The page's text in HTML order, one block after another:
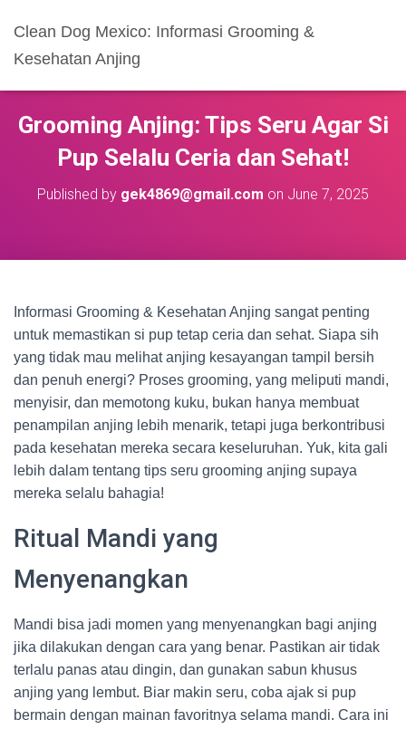
Clean Dog Mexico: Informasi Grooming &
Kesehatan Anjing
Grooming Anjing: Tips Seru Agar Si
Pup Selalu Ceria dan Sehat!
Published by gek4869@gmail.com on June 7, 2025
Informasi Grooming & Kesehatan Anjing sangat penting
untuk memastikan si pup tetap ceria dan sehat. Siapa sih
yang tidak mau melihat anjing kesayangan tampil bersih
dan penuh energi? Proses grooming, yang meliputi mandi,
menyisir, dan memotong kuku, bukan hanya membuat
penampilan anjing lebih menarik, tetapi juga berkontribusi
pada kesehatan mereka secara keseluruhan. Yuk, kita gali
lebih dalam tentang tips seru grooming anjing supaya
mereka selalu bahagia!
Ritual Mandi yang
Menyenangkan
Mandi bisa jadi momen yang menyenangkan bagi anjing
jika dilakukan dengan cara yang benar. Pastikan air tidak
terlalu panas atau dingin, dan gunakan sabun khusus
anjing yang lembut. Biar makin seru, coba ajak si pup
bermain dengan mainan favoritnya selama mandi. Cara ini